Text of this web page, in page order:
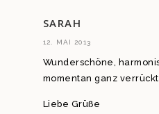
SARAH
12. MAI 2013
Wunderschöne,
momentan ganz
Liebe Grüße